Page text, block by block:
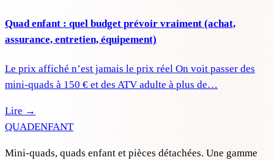
Quad enfant : quel budget prévoir vraiment (achat,
assurance, entretien, équipement)
Le prix affiché n’est jamais le prix réel On voit passer des
mini-quads à 150 € et des ATV adulte à plus de…
Lire →
QUADENFANT
Mini-quads, quads enfant et pièces détachées. Une gamme